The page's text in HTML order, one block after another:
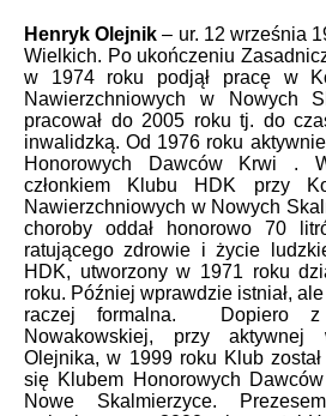
Henryk Olejnik – ur. 12 września
Wielkich. Po ukończeniu
w 1974 roku podjął pracę w
Nawierzchniowych w Nowych
pracował do 2005 roku tj. do
inwalidzką. Od 1976 roku
Honorowych Dawców Krwi .
członkiem Klubu HDK przy
Nawierzchniowych w Nowych
choroby oddał honorowo 70
ratującego zdrowie i życie
HDK, utworzony w 1971 roku
roku. Później wprawdzie istniał,
raczej formalna. Dopiero z
Nowakowskiej, przy aktywnej
Olejnika, w 1999 roku Klub
się Klubem Honorowych
Nowe Skalmierzyce.